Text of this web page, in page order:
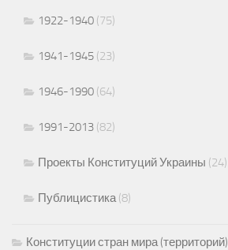
1922-1940 (75)
1941-1945 (23)
1946-1990 (64)
1991-2013 (82)
Проекты Конституций Украины (24)
Публицистика(8)
Конституции стран мира (территорий)